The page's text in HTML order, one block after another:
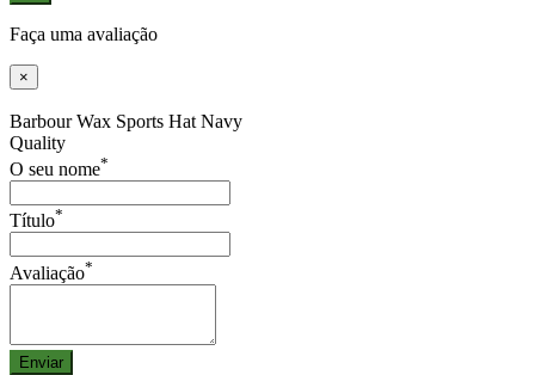
Faça uma avaliação
×
Barbour Wax Sports Hat Navy
Quality
O seu nome*
Título*
Avaliação*
Enviar